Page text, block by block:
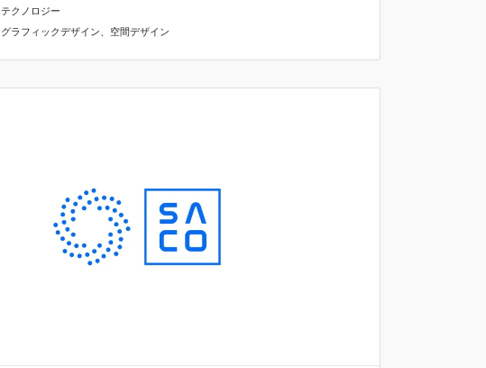
テクノロジー
グラフィックデザイン、 空間デザイン